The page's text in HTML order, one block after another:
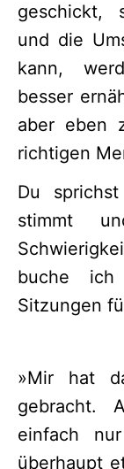
geschickt,
und die
kann,
besser
aber eben
richtigen
Du
stimmt
buche
Sitzungen
»Mir hat
gebracht.
einfach
überhaupt